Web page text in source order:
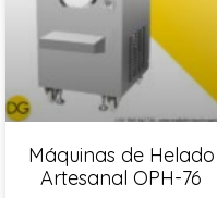
Máquinas de Helado
Artesanal OPH-76